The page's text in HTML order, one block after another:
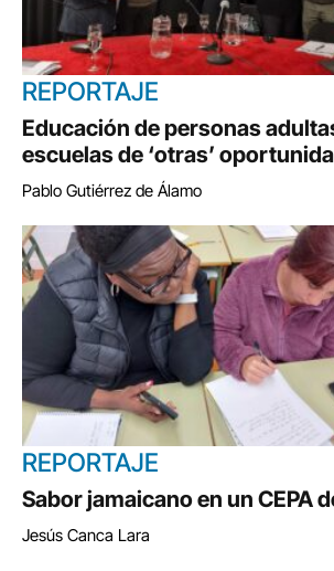
REPORTAJE
Educación de personas
escuelas de ‘otras’
Pablo Gutiérrez de Álamo
REPORTAJE
Sabor jamaicano en un CEPA
Jesús Canca Lara